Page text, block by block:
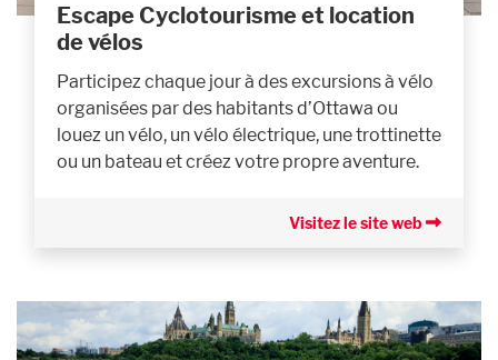
Escape Cyclotourisme et location
de vélos
Participez chaque jour à des excursions à vélo
organisées par des habitants d’Ottawa ou
louez un vélo, un vélo électrique, une trottinette
ou un bateau et créez votre propre aventure.
Visitez le site web